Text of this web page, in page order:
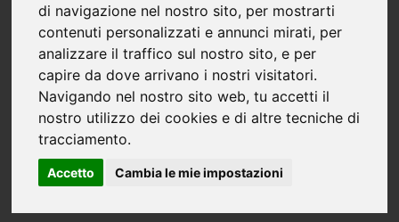
di navigazione nel nostro sito, per mostrarti
contenuti personalizzati e annunci mirati, per
analizzare il traffico sul nostro sito, e per
capire da dove arrivano i nostri visitatori.
Navigando nel nostro sito web, tu accetti il
nostro utilizzo dei cookies e di altre tecniche di
tracciamento.
Accetto Cambia le mie impostazioni